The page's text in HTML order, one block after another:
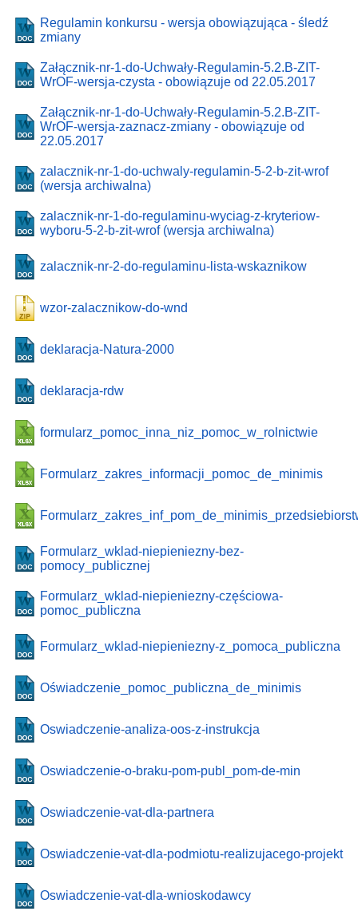
Regulamin konkursu - wersja obowiązująca - śledź
zmiany
Załącznik-nr-1-do-Uchwały-Regulamin-5.2.B-ZIT-
WrOF-wersja-czysta - obowiązuje od 22.05.2017
Załącznik-nr-1-do-Uchwały-Regulamin-5.2.B-ZIT-
WrOF-wersja-zaznacz-zmiany - obowiązuje od
22.05.2017
zalacznik-nr-1-do-uchwaly-regulamin-5-2-b-zit-wrof
(wersja archiwalna)
zalacznik-nr-1-do-regulaminu-wyciag-z-kryteriow-
wyboru-5-2-b-zit-wrof (wersja archiwalna)
zalacznik-nr-2-do-regulaminu-lista-wskaznikow
wzor-zalacznikow-do-wnd
deklaracja-Natura-2000
deklaracja-rdw
formularz_pomoc_inna_niz_pomoc_w_rolnictwie
Formularz_zakres_informacji_pomoc_de_minimis
Formularz_wklad-niepieniezny-bez-
pomocy_publicznej
Formularz_wklad-niepieniezny-częściowa-
pomoc_publiczna
Formularz_wklad-niepieniezny-z_pomoca_publiczna
Oświadczenie_pomoc_publiczna_de_minimis
Oswiadczenie-analiza-oos-z-instrukcja
Oswiadczenie-o-braku-pom-publ_pom-de-min
Oswiadczenie-vat-dla-partnera
Oswiadczenie-vat-dla-podmiotu-realizujacego-projekt
Oswiadczenie-vat-dla-wnioskodawcy